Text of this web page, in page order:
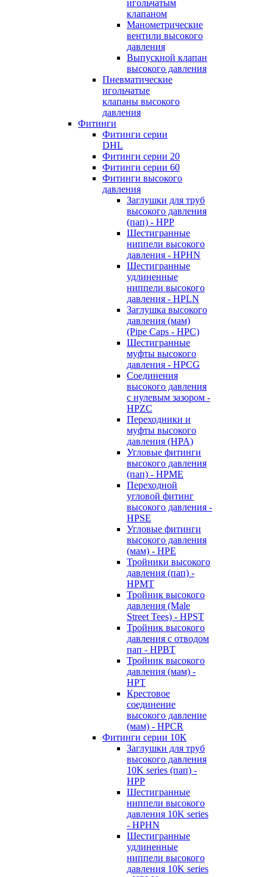
игольчатым
клапаном
Манометрические
вентили высокого
давления
Выпускной клапан
высокого давления
Пневматические
игольчатые
клапаны высокого
давления
Фитинги
Фитинги серии
DHL
Фитинги серии 20
Фитинги серии 60
Фитинги высокого
давления
Заглушки для труб
высокого давления
(пап) - HPP
Шестигранные
ниппели высокого
давления - HPHN
Шестигранные
удлиненные
ниппели высокого
давления - HPLN
Заглушка высокого
давления (мам)
(Pipe Caps - HPC)
Шестигранные
муфты высокого
давления - HPCG
Соединения
высокого давления
с нулевым зазором -
HPZC
Переходники и
муфты высокого
давления (HPA)
Угловые фитинги
высокого давления
(пап) - HPME
Переходной
угловой фитинг
высокого давления -
HPSE
Угловые фитинги
высокого давления
(мам) - HPE
Тройники высокого
давления (пап) -
HPMT
Тройник высокого
давления (Male
Street Tees) - HPST
Тройник высокого
давления с отводом
пап - HPBT
Тройник высокого
давления (мам) -
HPT
Крестовое
соединение
высокого давление
(мам) - HPCR
Фитинги серии 10К
Заглушки для труб
высокого давления
10K series (пап) -
HPP
Шестигранные
ниппели высокого
давления 10K series
- HPHN
Шестигранные
удлиненные
ниппели высокого
давления 10K series